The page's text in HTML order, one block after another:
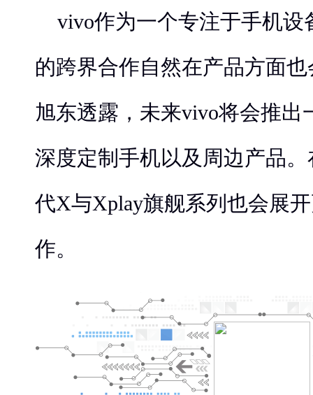
vivo作为一个专注于手机
的跨界合作自然在产品方面
旭东透露，未来vivo将会推出
深度定制手机以及周边产品
代X与Xplay旗舰系列也会展
作。